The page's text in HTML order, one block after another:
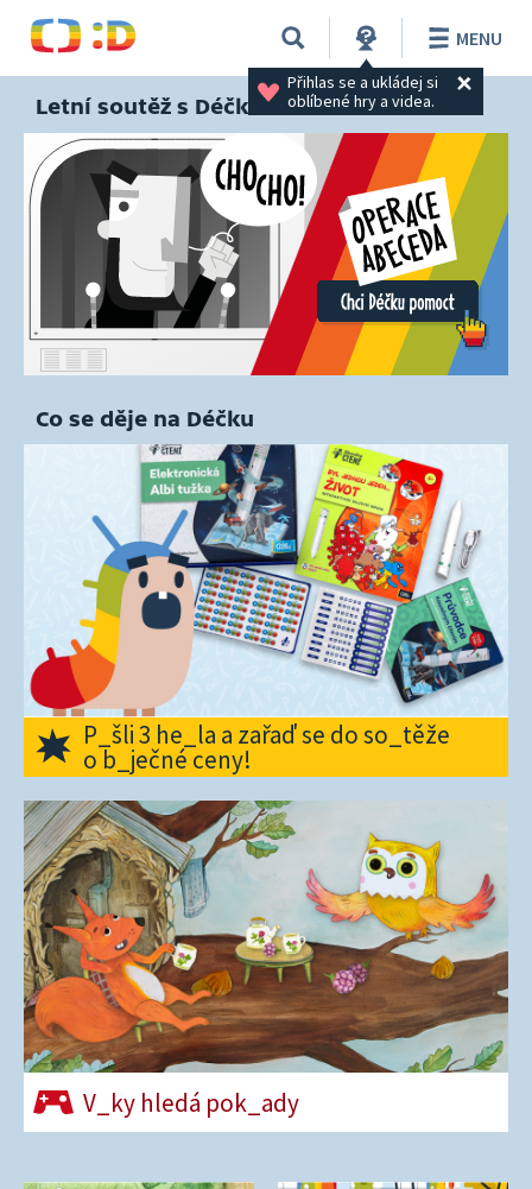
Přihlas se a ukládej si
oblíbené hry a videa.
MENU
Letní soutěž s Déčkem
Co se děje na Déčku
P_šli 3 he_la a zařaď se do so_těže
o b_ječné ceny!
V_ky hledá pok_ady